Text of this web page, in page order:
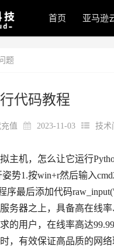
首页 亚马逊
题
代码教程
值 2023-11-03 技术
主机，怎么让它运行
势1.按win+r然后输入
序最后添加代码
务器之上，具备高在线
的用户，在线率高达
，有效保证高品质的网